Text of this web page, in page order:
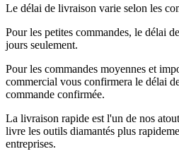
Le délai de livraison varie selon les
Pour les petites commandes, le délai
jours seulement.
Pour les commandes moyennes et
commercial vous confirmera le délai
commande confirmée.
La livraison rapide est l'un de nos
livre les outils diamantés plus
entreprises.